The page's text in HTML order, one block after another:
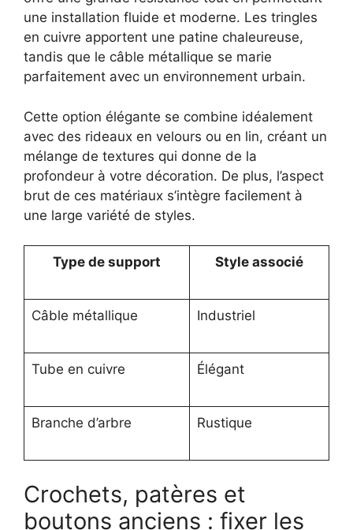
une installation fluide et moderne. Les tringles
en cuivre apportent une patine chaleureuse,
tandis que le câble métallique se marie
parfaitement avec un environnement urbain.
Cette option élégante se combine idéalement
avec des rideaux en velours ou en lin, créant un
mélange de textures qui donne de la
profondeur à votre décoration. De plus, l’aspect
brut de ces matériaux s’intègre facilement à
une large variété de styles.
Type de support Style associé
Câble métallique Industriel
Tube en cuivre Élégant
Branche d’arbre Rustique
Crochets, patères et
boutons anciens : fixer les